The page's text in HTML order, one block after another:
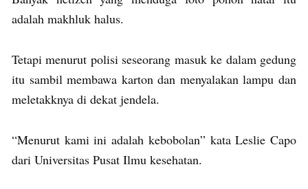
adalah makhluk halus.
Tetapi menurut polisi seseorang masuk ke dalam gedung
itu sambil membawa karton dan menyalakan lampu dan
meletakknya di dekat jendela.
“Menurut kami ini adalah kebobolan” kata Leslie Capo
dari Universitas Pusat Ilmu kesehatan.